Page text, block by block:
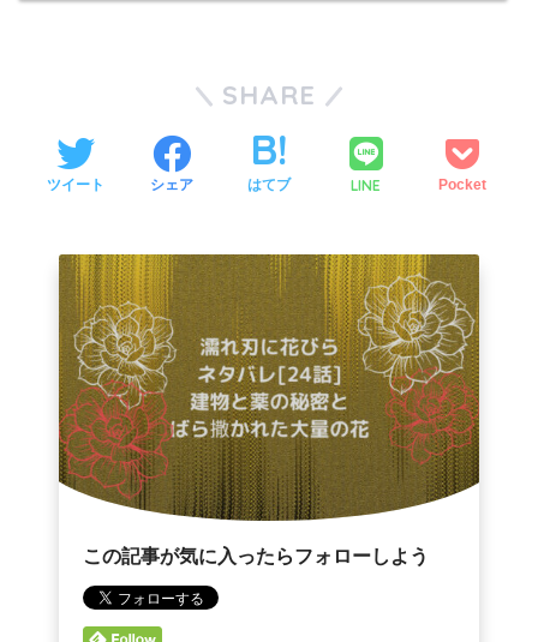
SHARE
ツイート シェア はてブ LINE Pocket
この記事が気に入ったらフォローしよう